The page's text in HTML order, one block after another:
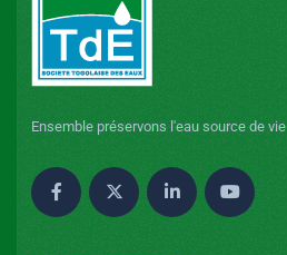
Ensemble préservons l'eau source de vie